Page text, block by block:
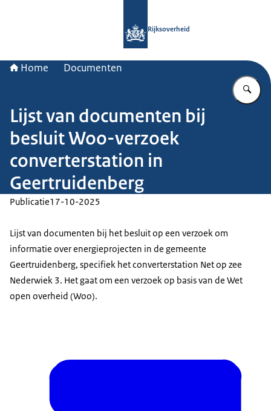
Rijksoverheid
Home Documenten
Lijst van documenten bij
besluit Woo-verzoek
converterstation in
Geertruidenberg
Publicatie17-10-2025
Lijst van documenten bij het besluit op een verzoek om
informatie over energieprojecten in de gemeente
Geertruidenberg, specifiek het converterstation Net op zee
Nederwiek 3. Het gaat om een verzoek op basis van de Wet
open overheid (Woo).